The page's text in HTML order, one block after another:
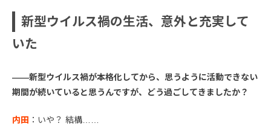
新型ウイルス禍の生活、意外と充実して
いた
――新型ウイルス禍が本格化してから、思うように活動できない
期間が続いていると思うんですが、どう過ごしてきましたか？
内田 ：いや？ 結構……